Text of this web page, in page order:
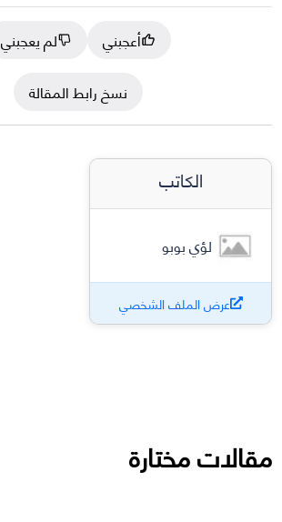
أعجبني
لم يعجبني
نسخ رابط المقالة
الكاتب
لؤي بوبو
عرض الملف الشخصي
مقالات مختارة